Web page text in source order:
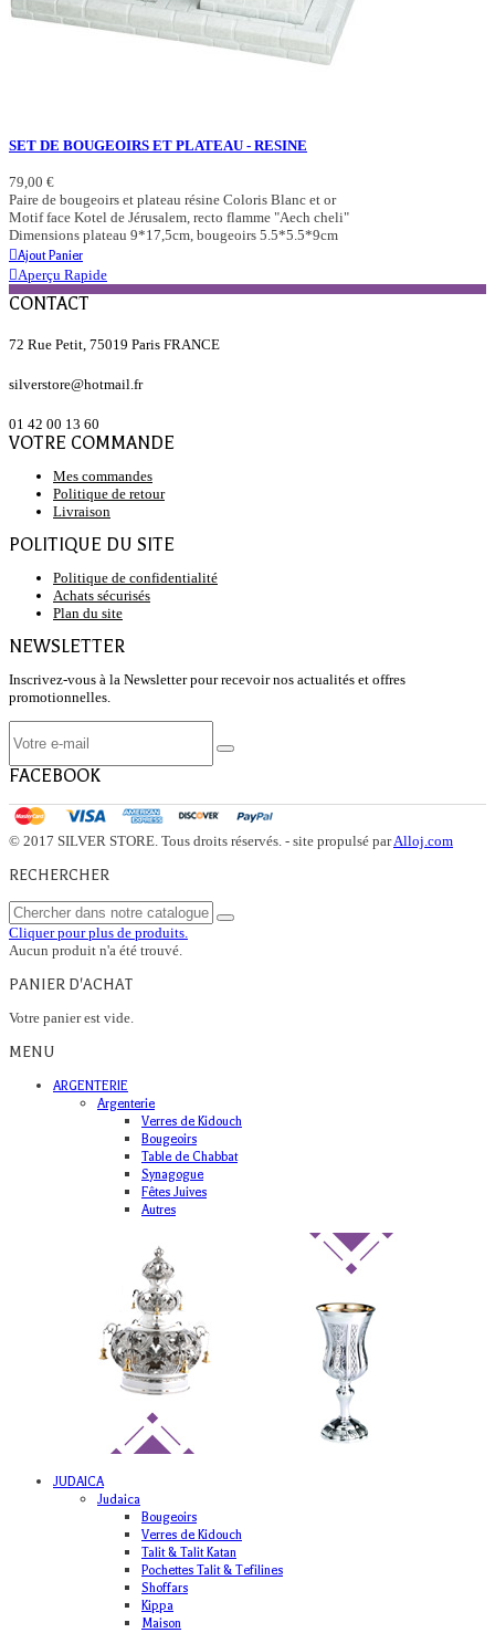
SET DE BOUGEOIRS ET PLATEAU - RESINE
79,00 €
Paire de bougeoirs et plateau résine Coloris Blanc et or
Motif face Kotel de Jérusalem, recto flamme "Aech cheli"
Dimensions plateau 9*17,5cm, bougeoirs 5.5*5.5*9cm
Ajout Panier
Aperçu Rapide
CONTACT
72 Rue Petit, 75019 Paris FRANCE
silverstore@hotmail.fr
01 42 00 13 60
VOTRE COMMANDE
Mes commandes
Politique de retour
Livraison
POLITIQUE DU SITE
Politique de confidentialité
Achats sécurisés
Plan du site
NEWSLETTER
Inscrivez-vous à la Newsletter pour recevoir nos actualités et offres
promotionnelles.
FACEBOOK
© 2017 SILVER STORE. Tous droits réservés. - site propulsé parAlloj.com
RECHERCHER
Cliquer pour plus de produits.
Aucun produit n'a été trouvé.
PANIER D'ACHAT
Votre panier est vide.
MENU
ARGENTERIE
Argenterie
Verres de Kidouch
Bougeoirs
Table de Chabbat
Synagogue
Fêtes Juives
Autres
JUDAICA
Judaica
Bougeoirs
Verres de Kidouch
Talit & Talit Katan
Pochettes Talit & Tefilines
Shoffars
Kippa
Maison